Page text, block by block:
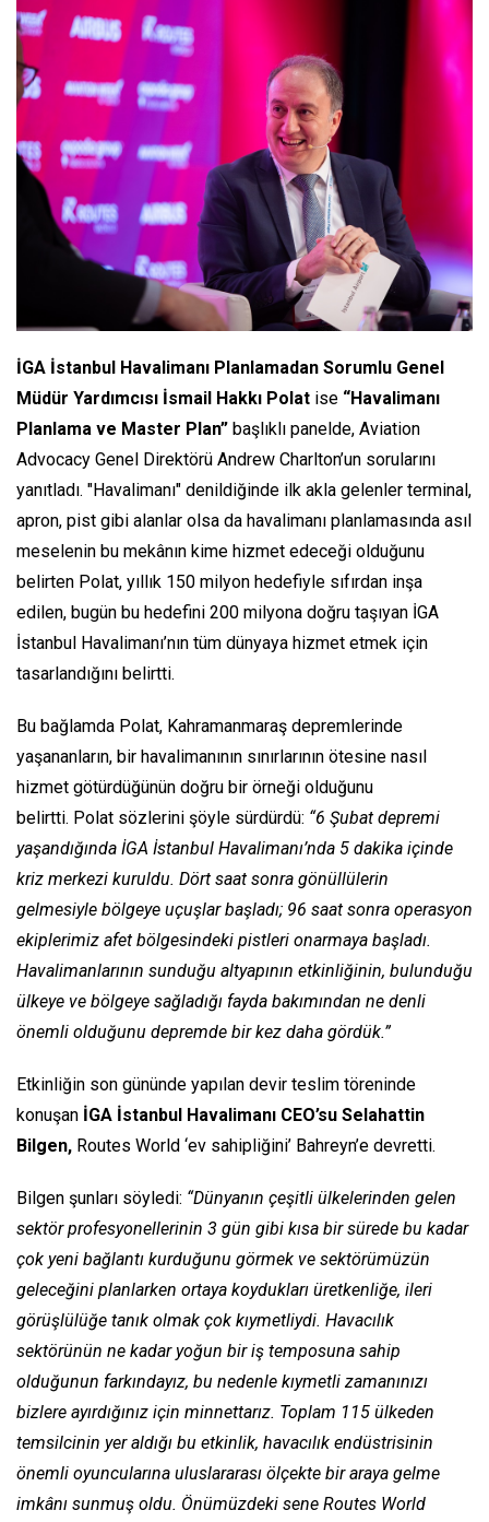
İGA İstanbul Havalimanı Planlamadan Sorumlu Genel
Müdür Yardımcısı İsmail Hakkı Polat ise “Havalimanı
Planlama ve Master Plan” başlıklı panelde, Aviation
Advocacy Genel Direktörü Andrew Charlton’un sorularını
yanıtladı. "Havalimanı" denildiğinde ilk akla gelenler terminal,
apron, pist gibi alanlar olsa da havalimanı planlamasında asıl
meselenin bu mekânın kime hizmet edeceği olduğunu
belirten Polat, yıllık 150 milyon hedefiyle sıfırdan inşa
edilen, bugün bu hedefini 200 milyona doğru taşıyan İGA
İstanbul Havalimanı’nın tüm dünyaya hizmet etmek için
tasarlandığını belirtti.
Bu bağlamda Polat, Kahramanmaraş depremlerinde
yaşananların, bir havalimanının sınırlarının ötesine nasıl
hizmet götürdüğünün doğru bir örneği olduğunu
belirtti. Polat sözlerini şöyle sürdürdü: “6 Şubat depremi
yaşandığında İGA İstanbul Havalimanı’nda 5 dakika içinde
kriz merkezi kuruldu. Dört saat sonra gönüllülerin
gelmesiyle bölgeye uçuşlar başladı; 96 saat sonra operasyon
ekiplerimiz afet bölgesindeki pistleri onarmaya başladı.
Havalimanlarının sunduğu altyapının etkinliğinin, bulunduğu
ülkeye ve bölgeye sağladığı fayda bakımından ne denli
önemli olduğunu depremde bir kez daha gördük.”
Etkinliğin son gününde yapılan devir teslim töreninde
konuşan İGA İstanbul Havalimanı CEO’su Selahattin
Bilgen, Routes World ‘ev sahipliğini’ Bahreyn’e devretti.
Bilgen şunları söyledi: “Dünyanın çeşitli ülkelerinden gelen
sektör profesyonellerinin 3 gün gibi kısa bir sürede bu kadar
çok yeni bağlantı kurduğunu görmek ve sektörümüzün
geleceğini planlarken ortaya koydukları üretkenliğe, ileri
görüşlülüğe tanık olmak çok kıymetliydi. Havacılık
sektörünün ne kadar yoğun bir iş temposuna sahip
olduğunun farkındayız, bu nedenle kıymetli zamanınızı
bizlere ayırdığınız için minnettarız. Toplam 115 ülkeden
temsilcinin yer aldığı bu etkinlik, havacılık endüstrisinin
önemli oyuncularına uluslararası ölçekte bir araya gelme
imkânı sunmuş oldu. Önümüzdeki sene Routes World